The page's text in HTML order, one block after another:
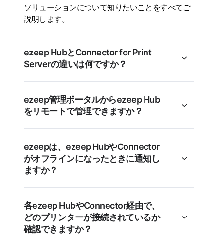
ソリューションについて知りたいことをすべてご
説明します。
ezeep HubとConnector for Print
Serverの違いは何ですか？
ezeep管理ポータルからezeep Hub
をリモートで管理できますか？
ezeepは、ezeep HubやConnector
がオフラインになったときに通知し
ますか？
各ezeep HubやConnector経由で、
どのプリンターが接続されているか
確認できますか？